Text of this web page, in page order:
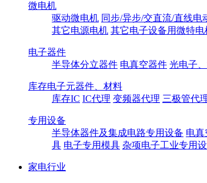
微电机
驱动微电机 同步/异步/交直流/直线电
其它电源电机 其它电子设备用微特电
电子器件
半导体分立器件 电真空器件 光电子
库存电子元器件、材料
库存IC IC代理 变频器代理 三极管代
专用设备
半导体器件及集成电路专用设备 电真
具 电子专用模具 杂项电子工业专用
家电行业